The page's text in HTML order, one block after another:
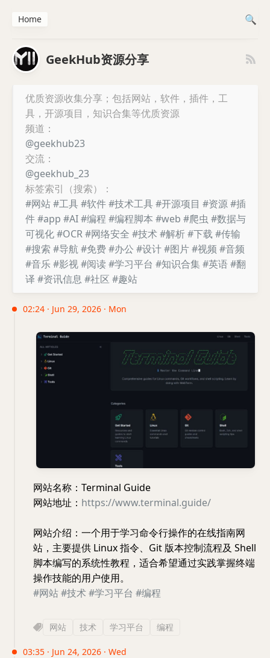
GeekHub资源分享
优质资源收集分享；包括网站，软件，插件，工
具，开源项目，知识合集等优质资源
频道：
@geekhub23
交流：
@geekhub_23
标签索引（搜索）：
#网站#工具#软件#技术工具#开源项目 #资源#插
件#app #AI#编程 #编程脚本 #web #爬虫 #数据与
可视化#OCR#网络安全 #技术#解析#下载 #传输
#搜索 #导航#免费#办公 #设计#图片#视频 #音频
#音乐#影视#阅读 #学习平台 #知识合集#英语#翻
译 #资讯信息 #社区 #趣站
02:24 · Jun 29, 2026 · Mon
网站名称：Terminal Guide
网站地址： https://www.terminal.guide/
网站介绍：一个用于学习命令行操作的在线指南网
站，主要提供 Linux 指令、Git 版本控制流程及 Shell
脚本编写的系统性教程，适合希望通过实践掌握终端
操作技能的用户使用。
#网站#技术#学习平台 #编程
网站 技术 学习平台 编程
03:35 · Jun 24, 2026 · Wed
Home